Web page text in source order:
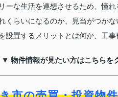
ーな生活を連想させるため、憧れ
くらいになるのか、見当がつかな
設置するメリットとは何か、工
▼ 物件情報が見たい方はこちらを